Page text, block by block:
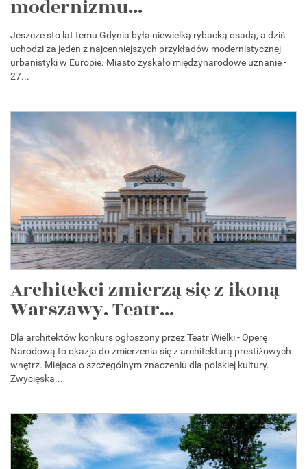
modernizmu...
Jeszcze sto lat temu Gdynia była niewielką rybacką osadą, a dziś
uchodzi za jeden z najcenniejszych przykładów modernistycznej
urbanistyki w Europie. Miasto zyskało międzynarodowe uznanie -
27...
Architekci zmierzą się z ikoną
Warszawy. Teatr...
Dla architektów konkurs ogłoszony przez Teatr Wielki - Operę
Narodową to okazja do zmierzenia się z architekturą prestiżowych
wnętrz. Miejsca o szczególnym znaczeniu dla polskiej kultury.
Zwycięska...